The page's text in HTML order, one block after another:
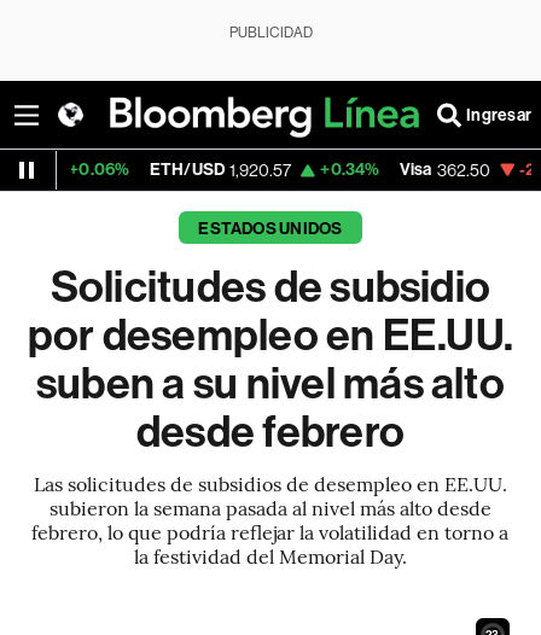
PUBLICIDAD
Ingresar
ETH/USD 1,920.57 +0.34% Visa 362.50 -2.15%
ESTADOS UNIDOS
Solicitudes de subsidio
por desempleo en EE.UU.
suben a su nivel más alto
desde febrero
Las solicitudes de subsidios de desempleo en EE.UU.
subieron la semana pasada al nivel más alto desde
febrero, lo que podría reflejar la volatilidad en torno a
la festividad del Memorial Day.